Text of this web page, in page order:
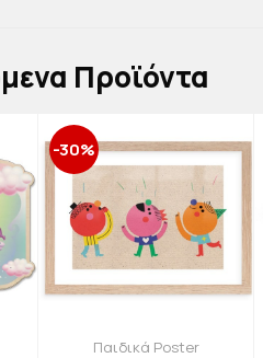
Προϊόντα
-30%
Παιδικά Poster